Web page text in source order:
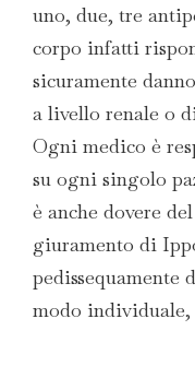
uno, due, tre
corpo infatti
sicuramente
a livello renale o
Ogni medico è
su ogni singolo
è anche dovere
giuramento di
modo individuale,